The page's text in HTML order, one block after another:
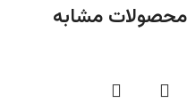
محصولات مشابه